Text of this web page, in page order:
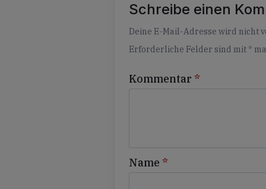
Schreibe einen
Deine E-Mail-Adresse wird nicht
Erforderliche Felder sind mit *
Kommentar *
Name *
Alternative: